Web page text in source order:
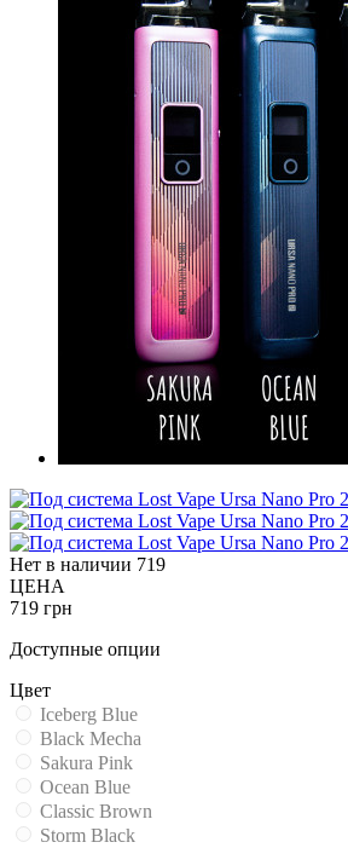
Нет в наличии 719
ЦЕНА
719 грн
Доступные опции
Цвет
Iceberg Blue
Black Mecha
Sakura Pink
Ocean Blue
Classic Brown
Storm Black